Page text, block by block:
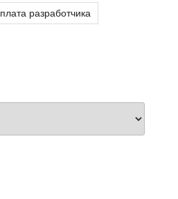
плата разработчика